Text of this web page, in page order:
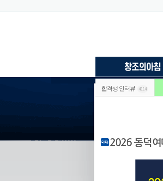
합격생 인터뷰 4114
2026 동덕여